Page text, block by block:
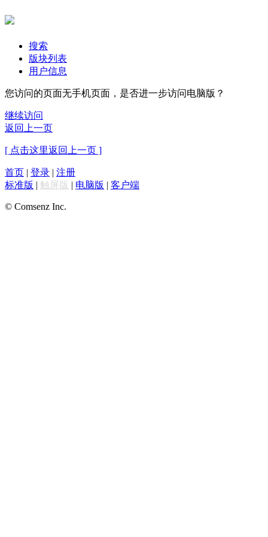
搜索
版块列表
用户信息
您访问的页面无手机页面，是否进一步访问电脑版？
继续访问
返回上一页
[ 点击这里返回上一页 ]
首页 | 登录 | 注册
标准版 | 触屏版 | 电脑版 | 客户端
© Comsenz Inc.